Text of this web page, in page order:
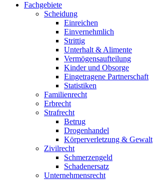
Fachgebiete
Scheidung
Einreichen
Einvernehmlich
Strittig
Unterhalt & Alimente
Vermögensaufteilung
Kinder und Obsorge
Eingetragene Partnerschaft
Statistiken
Familienrecht
Erbrecht
Strafrecht
Betrug
Drogenhandel
Körperverletzung & Gewalt
Zivilrecht
Schmerzengeld
Schadenersatz
Unternehmensrecht